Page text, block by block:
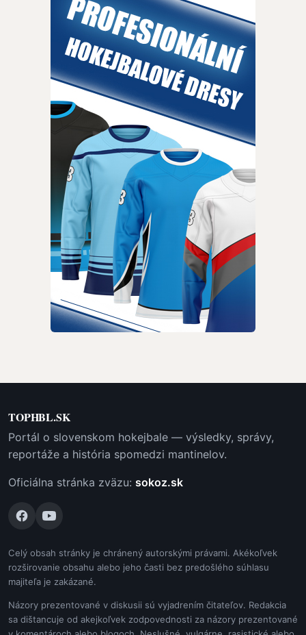
TOPHBL.SK
Portál o slovenskom hokejbale — výsledky, správy,
reportáže a história spomedzi mantinelov.
Oficiálna stránka zväzu: sokoz.sk
Celý obsah stránky je chránený autorskými právami. Akékoľvek
rozširovanie obsahu alebo jeho časti bez predošlého súhlasu
majiteľa je zakázané.
Názory prezentované v diskusii sú vyjadrením čitateľov. Redakcia
sa dištancuje od akejkoľvek zodpovednosti za názory prezentované